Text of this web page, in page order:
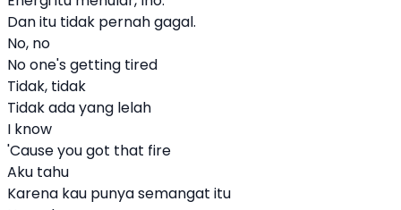
Dan itu tidak pernah gagal.
No, no
No one's getting tired
Tidak, tidak
Tidak ada yang lelah
I know
'Cause you got that fire
Aku tahu
Karena kau punya semangat itu